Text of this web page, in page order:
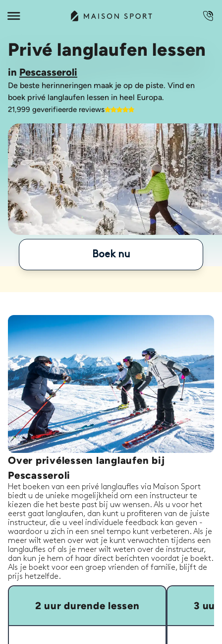
Privé langlaufen lessen
in Pescasseroli
De beste herinneringen maak je op de piste. Vind en
boek privé langlaufen lessen in heel Europa.
21,999 geverifieerde reviews
Boek nu
Over privélessen langlaufen bij
Pescasseroli
Het boeken van een privé langlaufles via Maison Sport
biedt u de unieke mogelijkheid om een instructeur te
kiezen die het beste past bij uw wensen. Als u voor het
eerst gaat langlaufen, dan kunt u profiteren van de juiste
instructeur, die u veel individuele feedback kan geven -
waardoor u zich in een snel tempo kunt verbeteren. Als je
meer wilt weten over wat je kunt verwachten tijdens een
langlaufles of als je meer wilt weten over de instructeur,
dan kun je hem of haar direct berichten voordat je boekt.
Als je boekt voor een groep vrienden of familie, blijft de
prijs hetzelfde.
2 uur durende lessen 3 uur